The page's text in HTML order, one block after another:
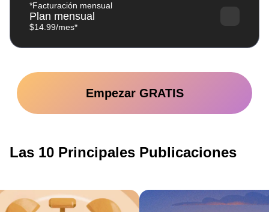
*Facturación mensual
Plan mensual
$14.99/mes*
Empezar GRATIS
Las 10 Principales Publicaciones